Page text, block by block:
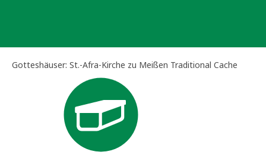
Gotteshäuser: St.-Afra-Kirche zu Meißen Traditional Cache